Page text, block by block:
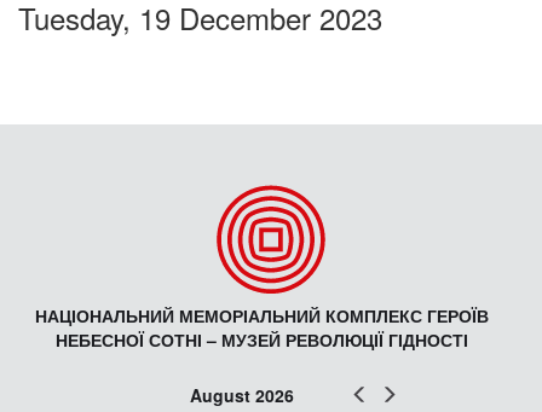
Tuesday, 19 December 2023
НАЦІОНАЛЬНИЙ МЕМОРІАЛЬНИЙ КОМПЛЕКС ГЕРОЇВ
НЕБЕСНОЇ СОТНІ – МУЗЕЙ РЕВОЛЮЦІЇ ГІДНОСТІ
Prev
August 2026